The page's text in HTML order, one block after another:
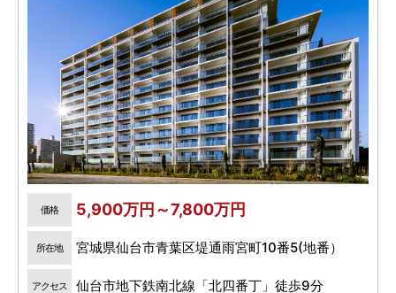
価格 5,900万円～7,800万円
所在地 宮城県仙台市青葉区堤通雨宮町10番5(地番）
アクセス 仙台市地下鉄南北線「北四番丁」徒歩9分